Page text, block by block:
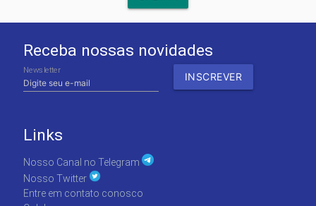
Receba nossas novidades
Newsletter
Links
Nosso Canal no Telegram
Nosso Twitter
Entre em contato conosco